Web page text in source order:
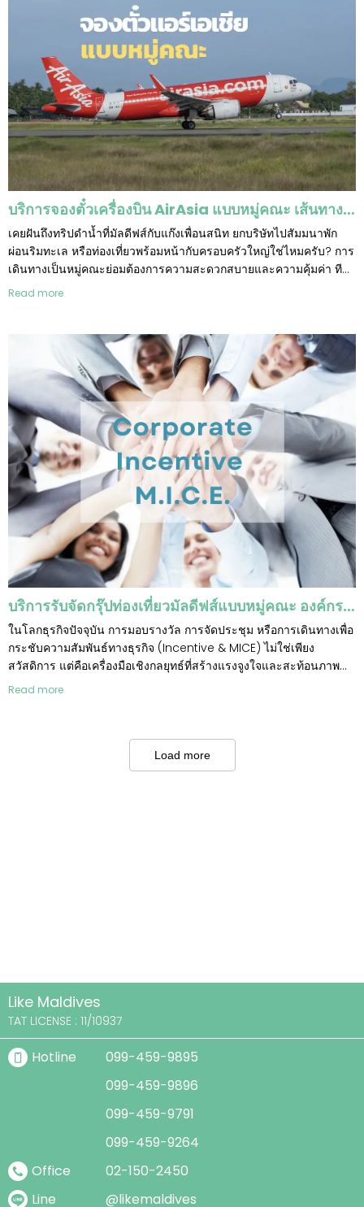
บริการจองตั๋วเครื่องบิน AirAsia แบบหมู่คณะ เส้นทางมัลดีฟส์ และ เส้นทางอื่นๆ
เคยฝันถึงทริปดำน้ำที่มัลดีฟส์กับแก๊งเพื่อนสนิท ยกบริษัทไปสัมมนาพัก
ผ่อนริมทะเล หรือท่องเที่ยวพร้อมหน้ากับครอบครัวใหญ่ใช่ไหมครับ? การ
เดินทางเป็นหมู่คณะย่อมต้องการความสะดวกสบายและความคุ้มค่า ทีม
งานมืออาชีพของเราพร้อมให้บริการจอง ตั๋วเครื่องบินแบบหมู่คณะ (ตั๋ว
ทั่วเอเชีย ด้วยข้อดีหลายประการที่เหนือกว่าการจองตั๋วเดี่ยวทั่วไป
Read more
บริการรับจัดกรุ๊ปท่องเที่ยวมัลดีฟส์แบบหมู่คณะ องค์กร กรุ๊ปส่วนตัว Incentive
ในโลกธุรกิจปัจจุบัน การมอบรางวัล การจัดประชุม หรือการเดินทางเพื่อ
กระชับความสัมพันธ์ทางธุรกิจ (Incentive & MICE) ไม่ใช่เพียง
สวัสดิการ แต่คือเครื่องมือเชิงกลยุทธ์ที่สร้างแรงจูงใจและสะท้อนภาพ
ลักษณ์ขององค์กร
Read more
Load more
Like Maldives
TAT LICENSE : 11/10937
Hotline
099-459-9895
099-459-9896
099-459-9791
099-459-9264
Office
02-150-2450
Line
@likemaldives